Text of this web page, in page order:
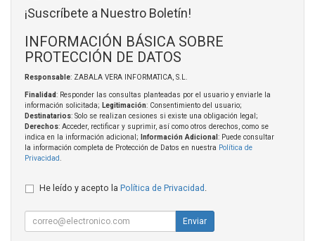
¡Suscríbete a Nuestro Boletín!
INFORMACIÓN BÁSICA SOBRE
PROTECCIÓN DE DATOS
Responsable: ZABALA VERA INFORMATICA, S.L.
Finalidad: Responder las consultas planteadas por el usuario y enviarle la
información solicitada; Legitimación: Consentimiento del usuario;
Destinatarios: Solo se realizan cesiones si existe una obligación legal;
Derechos: Acceder, rectificar y suprimir, así como otros derechos, como se
indica en la información adicional;
Información Adicional : Puede consultar
la información completa de Protección de Datos en nuestra Política de
Privacidad
He leído y acepto la Política de Privacidad
Enviar